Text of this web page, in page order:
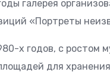
галерея
«Портреты
х годов, с ростом
для